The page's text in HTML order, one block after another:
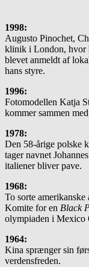
1998:
Augusto Pinochet,
klinik i London, hvor
blevet anmeldt af
hans styre.
1996:
Fotomodellen Katja
kommer sammen
1978:
Den 58-årige polske
tager navnet
italiener bliver pave.
1968:
To sorte
Komite for en Black
olympiaden i Mexico
1964:
Kina sprænger sin
verdensfreden.